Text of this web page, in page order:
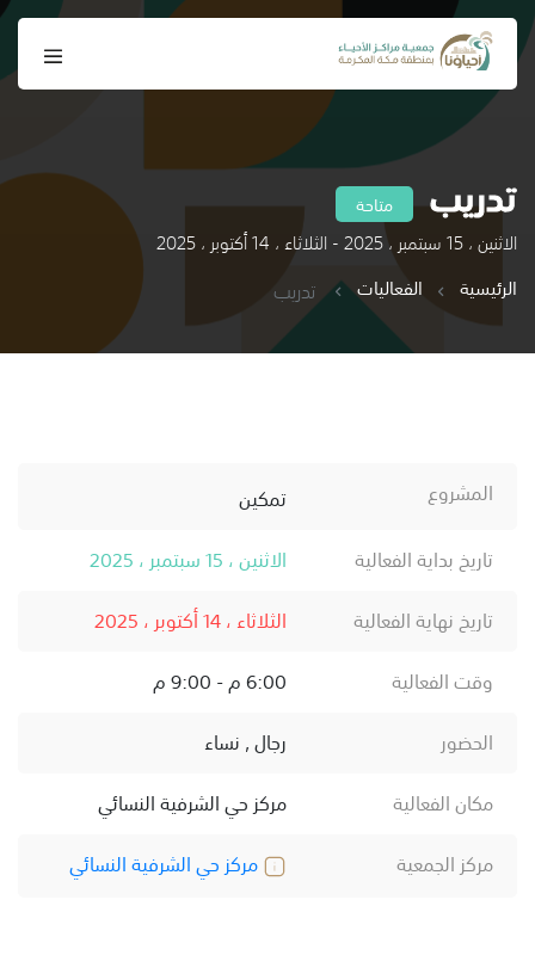
تدريب متاحة
الاثنين ، 15 سبتمبر ، 2025 - الثلاثاء ، 14 أكتوبر ، 2025
الرئيسية
الفعاليات تدريب
المشروع
تمكين
تاريخ بداية الفعالية
الاثنين ، 15 سبتمبر ، 2025
تاريخ نهاية الفعالية
الثلاثاء ، 14 أكتوبر ، 2025
وقت الفعالية
6:00 م - 9:00 م
الحضور
رجال , نساء
مكان الفعالية
مركز حي الشرفية النسائي
مركز الجمعية
مركز حي الشرفية النسائي